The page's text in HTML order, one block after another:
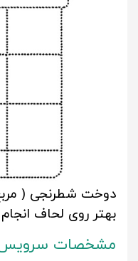
دوخت شطرنجی (
بهتر روی لحاف
مشخصات